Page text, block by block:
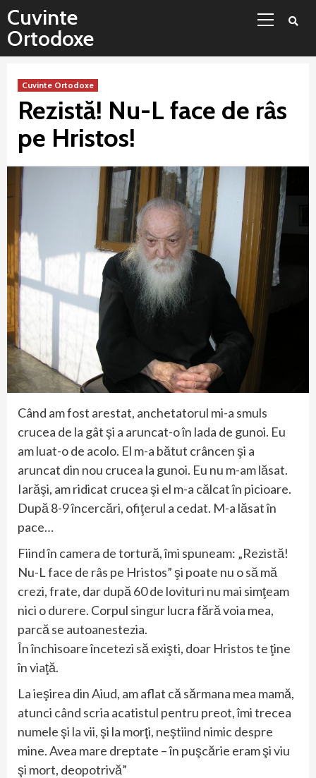
Sari
conținut
Cuvinte
Ortodoxe
Cuvinte Ortodoxe
Rezistă! Nu-L face de râs
pe Hristos!
Când am fost arestat, anchetatorul mi-a smuls
crucea de la gât şi a aruncat-o în lada de gunoi. Eu
am luat-o de acolo. El m-a bătut crâncen şi a
aruncat din nou crucea la gunoi. Eu nu m-am lăsat.
Iarăşi, am ridicat crucea şi el m-a călcat în picioare.
După 8-9 încercări, ofiţerul a cedat. M-a lăsat în
pace…
Fiind în camera de tortură, îmi spuneam: „Rezistă!
Nu-L face de râs pe Hristos” şi poate nu o să mă
crezi, frate, dar după 60 de lovituri nu mai simţeam
nici o durere. Corpul singur lucra fără voia mea,
parcă se autoanestezia.
În închisoare încetezi să exişti, doar Hristos te ţine
în viaţă.
La ieşirea din Aiud, am aflat că sărmana mea mamă,
atunci când scria acatistul pentru preot, îmi trecea
numele şi la vii, şi la morţi, neştiind nimic despre
mine. Avea mare dreptate – în puşcărie eram şi viu
şi mort, deopotrivă”